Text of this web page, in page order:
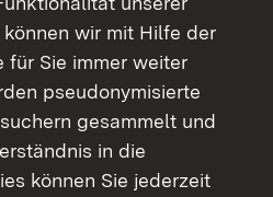
Baden-Württemberg
wir mit Hilfe der
für Sie immer weiter
pseudonymisierte
gesammelt und
in die
können Sie jederzeit